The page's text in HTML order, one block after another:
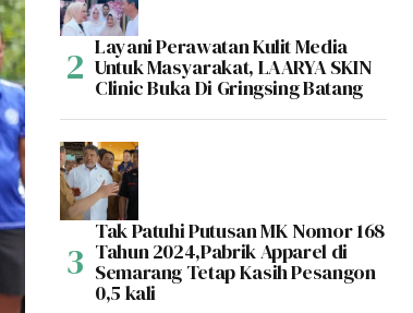
Layani Perawatan Kulit Media
Untuk Masyarakat, LAARYA SKIN
Clinic Buka Di Gringsing Batang
Tak Patuhi Putusan MK Nomor 168
Tahun 2024,Pabrik Apparel di
Semarang Tetap Kasih Pesangon
0,5 kali